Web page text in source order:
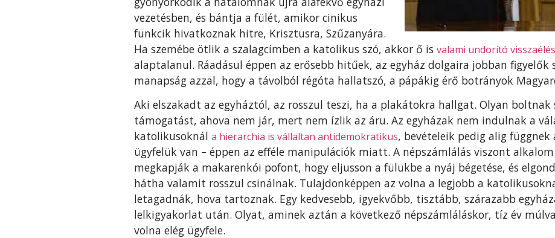
vezetésben, és bántja a fülét, amikor cinikus
funkcik hivatkoznak hitre, Krisztusra, Szűzanyára.
Ha szemébe ötlik a szalagcímben a katolikus szó, akkor ő is valami undorító
alaptalanul. Ráadásul éppen az erősebb hitűek, az egyház dolgaira jobban figyelők
manapság azzal, hogy a távolból régóta hallatszó, a pápákig érő botrányok
Aki elszakadt az egyháztól, az rosszul teszi, ha a plakátokra hallgat. Olyan boltnak
támogatást, ahova nem jár, mert nem ízlik az áru. Az egyházak nem indulnak a
katolikusoknál a hierarchia is vállaltan antidemokratikus, bevételeik pedig alig
ügyfelük van – éppen az efféle manipulációk miatt. A népszámlálás viszont
megkapják a makarenkói pofont, hogy eljusson a fülükbe a nyáj bégetése, és
hátha valamit rosszul csinálnak. Tulajdonképpen az volna a legjobb a
letagadnák, hova tartoznak. Egy kedvesebb, igyekvőbb, tisztább, szárazabb
lelkigyakorlat után. Olyat, aminek aztán a következő népszámláláskor, tíz év
volna elég ügyfele.